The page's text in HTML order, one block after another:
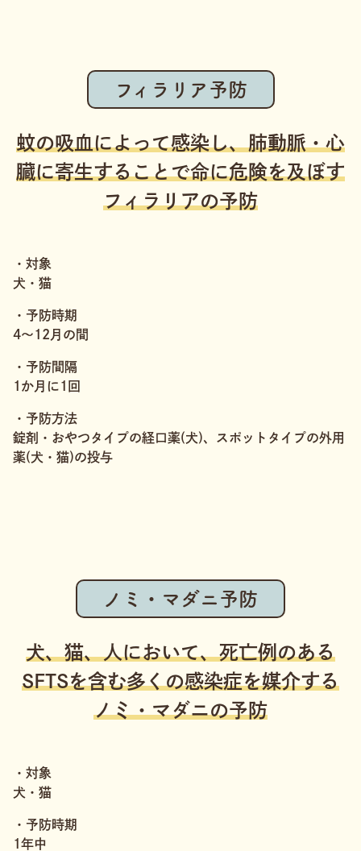
フィラリア予防
蚊の吸血によって感染し、肺動脈・心
臓に寄生することで命に危険を及ぼす
フィラリアの予防
・対象
犬・猫
・予防時期
4〜12月の間
・予防間隔
1か月に1回
・予防方法
錠剤・おやつタイプの経口薬(犬)、スポットタイプの外用
薬(犬・猫)の投与
ノミ・マダニ予防
犬、猫、人において、死亡例のある
SFTSを含む多くの感染症を媒介する
ノミ・マダニの予防
・対象
犬・猫
・予防時期
1年中